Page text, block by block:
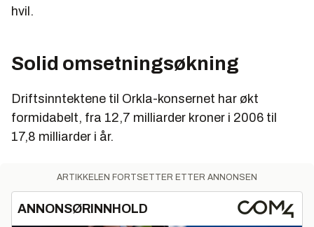
hvil.
Solid omsetningsøkning
Driftsinntektene til Orkla-konsernet har økt
formidabelt, fra 12,7 milliarder kroner i 2006 til
17,8 milliarder i år.
ARTIKKELEN FORTSETTER ETTER ANNONSEN
ANNONSØRINNHOLD